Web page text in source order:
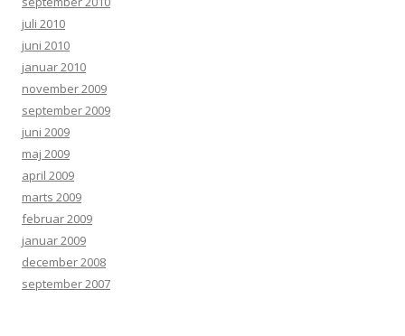
juli 2010
juni 2010
januar 2010
november 2009
september 2009
juni 2009
maj 2009
april 2009
marts 2009
februar 2009
januar 2009
december 2008
september 2007